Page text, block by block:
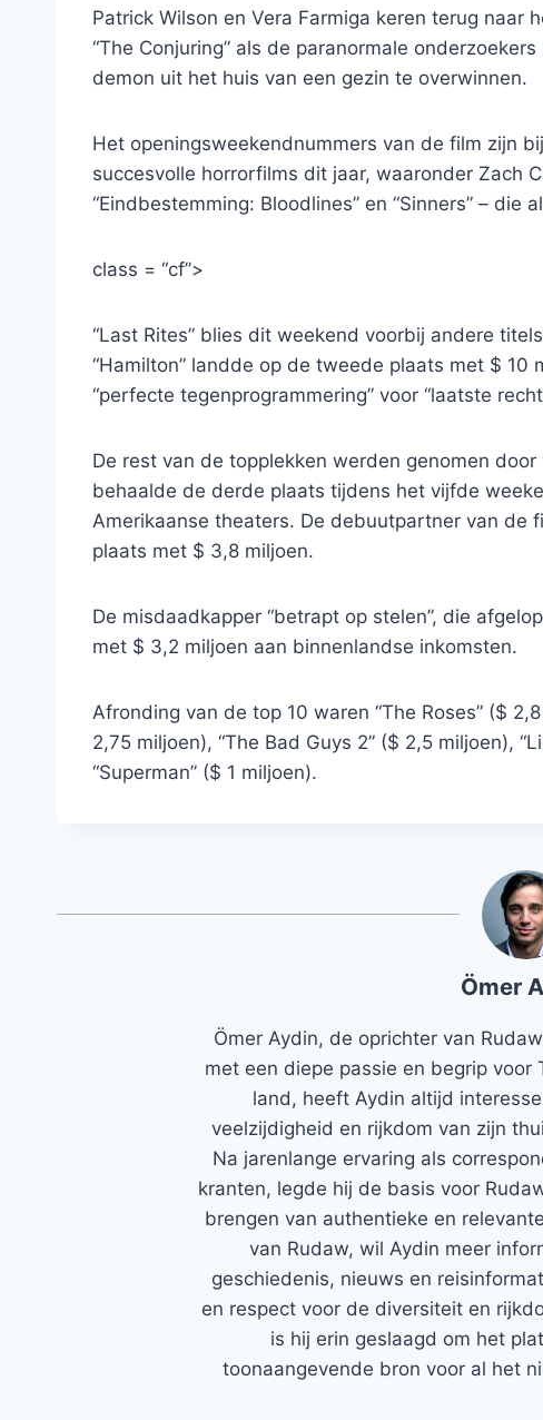
Patrick Wilson en Vera Farmiga keren terug naar
“The Conjuring” als de paranormale
demon uit het huis van een gezin te overwinnen.
Het openingsweekendnummers van de film zijn
succesvolle horrorfilms dit jaar, waaronder Zach
“Eindbestemming: Bloodlines” en “Sinners” – die
class = “cf”>
“Last Rites” blies dit weekend voorbij andere
“Hamilton” landde op de tweede plaats met $ 10
“perfecte tegenprogrammering” voor “laatste
De rest van de topplekken werden genomen
behaalde de derde plaats tijdens het vijfde
Amerikaanse theaters. De debuutpartner van de
plaats met $ 3,8 miljoen.
De misdaadkapper “betrapt op stelen”, die
met $ 3,2 miljoen aan binnenlandse inkomsten.
Afronding van de top 10 waren “The Roses” ($
2,75 miljoen), “The Bad Guys 2” ($ 2,5 miljoen),
“Superman” ($ 1 miljoen).
Ömer
Ömer Aydin, de oprichter van
met een diepe passie en begrip voor
land, heeft Aydin altijd
veelzijdigheid en rijkdom van zijn
Na jarenlange ervaring als
kranten, legde hij de basis voor
brengen van authentieke en
van Rudaw, wil Aydin meer
geschiedenis, nieuws en
en respect voor de diversiteit en
is hij erin geslaagd om het
toonaangevende bron voor al het